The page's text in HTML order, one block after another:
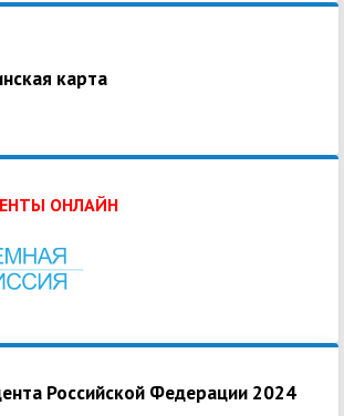
карта
ОНЛАЙН
Российской Федерации 2024